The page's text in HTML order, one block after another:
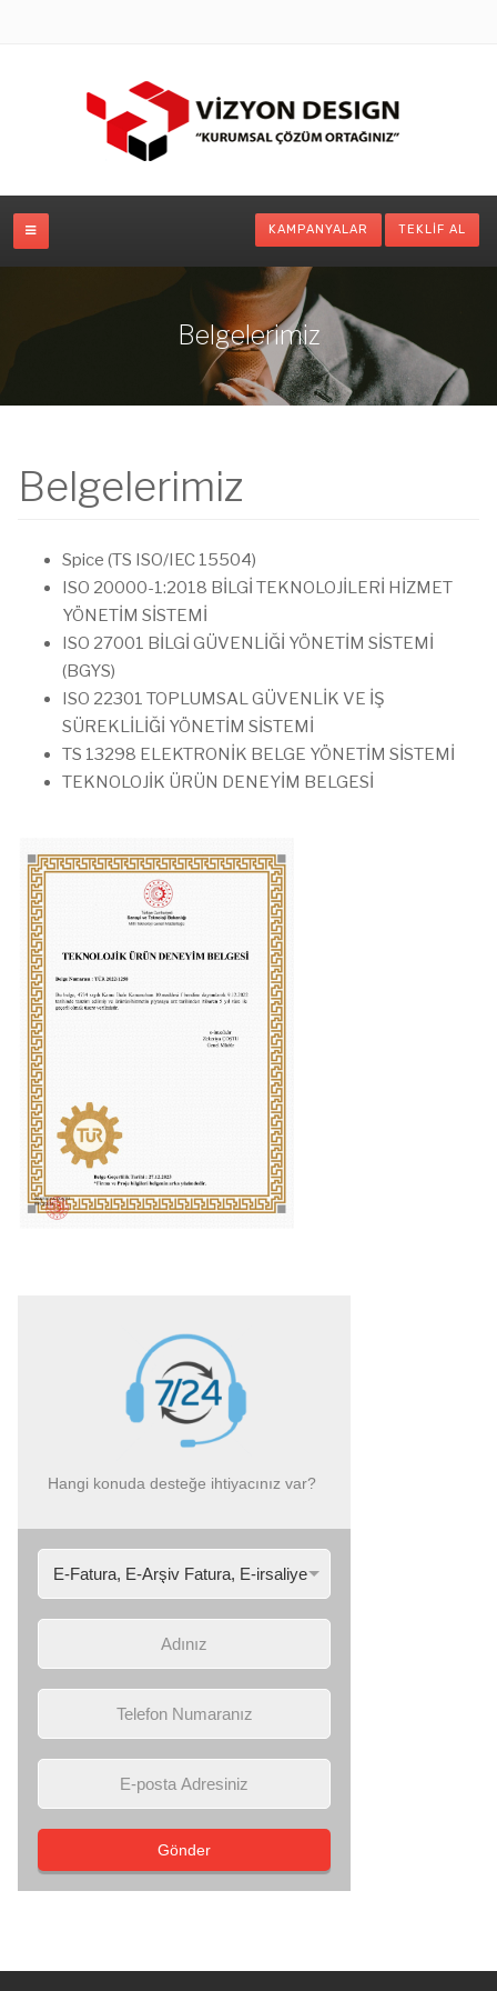
KAMPANYALAR TEKLIF AL
Belgelerimiz
Belgelerimiz
Spice (TS ISO/IEC 15504)
ISO 20000-1:2018 BİLGİ TEKNOLOJİLERİ HİZMET
YÖNETİM SİSTEMİ
ISO 27001 BİLGİ GÜVENLİĞİ YÖNETİM SİSTEMİ
(BGYS)
ISO 22301 TOPLUMSAL GÜVENLİK VE İŞ
SÜREKLİLİĞİ YÖNETİM SİSTEMİ
TS 13298 ELEKTRONİK BELGE YÖNETİM SİSTEMİ
TEKNOLOJİK ÜRÜN DENEYİM BELGESİ
Hangi konuda desteğe ihtiyacınız var?
Gönder